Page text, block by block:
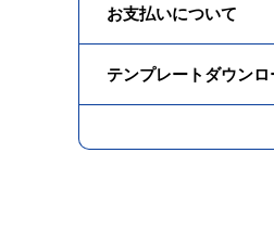
お支払いについて
テンプレートダウンロ